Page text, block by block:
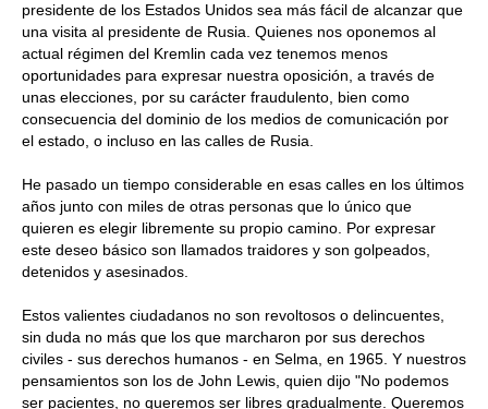
presidente de los Estados Unidos sea más fácil de alcanzar que
una visita al presidente de Rusia. Quienes nos oponemos al
actual régimen del Kremlin cada vez tenemos menos
oportunidades para expresar nuestra oposición, a través de
unas elecciones, por su carácter fraudulento, bien como
consecuencia del dominio de los medios de comunicación por
el estado, o incluso en las calles de Rusia.
He pasado un tiempo considerable en esas calles en los últimos
años junto con miles de otras personas que lo único que
quieren es elegir libremente su propio camino. Por expresar
este deseo básico son llamados traidores y son golpeados,
detenidos y asesinados.
Estos valientes ciudadanos no son revoltosos o delincuentes,
sin duda no más que los que marcharon por sus derechos
civiles - sus derechos humanos - en Selma, en 1965. Y nuestros
pensamientos son los de John Lewis, quien dijo "No podemos
ser pacientes, no queremos ser libres gradualmente. Queremos